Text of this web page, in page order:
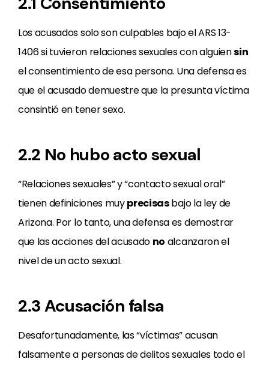
Los acusados solo son culpables bajo el ARS 13-
1406 si tuvieron relaciones sexuales con alguiensin
el consentimiento de esa persona. Una defensa es
que el acusado demuestre que la presunta víctima
consintió en tener sexo.
2.2 No hubo acto sexual
“Relaciones sexuales” y “contacto sexual oral”
tienen definiciones muyprecisasbajo la ley de
Arizona. Por lo tanto, una defensa es demostrar
que las acciones del acusado no alcanzaron el
nivel de un acto sexual.
2.3 Acusación falsa
Desafortunadamente, las “víctimas” acusan
falsamente a personas de delitos sexuales todo el